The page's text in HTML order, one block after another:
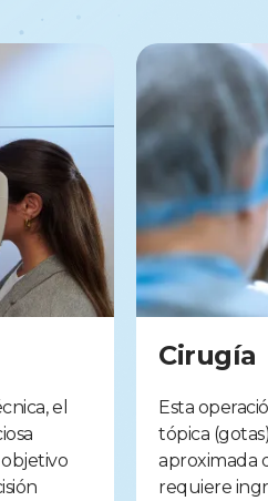
el
Cirugía
Esta
tópica
aproximada
requiere